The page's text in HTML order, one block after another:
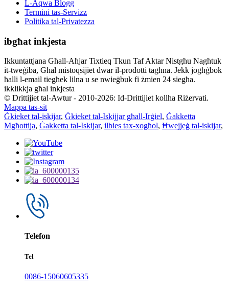
L-Aqwa Blogg
Termini tas-Servizz
Politika tal-Privatezza
ibgħat inkjesta
Ikkuntattjana Għall-Aħjar Tixtieq Tkun Taf Aktar Nistgħu Nagħtuk
it-tweġiba, Għal mistoqsijiet dwar il-prodotti tagħna. Jekk jogħġbok
ħalli l-email tiegħek lilna u se nwieġbuk fi żmien 24 siegħa.
ikklikkja għal inkjesta
© Drittijiet tal-Awtur - 2010-2026: Id-Drittijiet kollha Riżervati.
Mappa tas-sit
Ġkieket tal-iskijar, Ġkieket tal-Iskijjar għall-Irġiel, Ġakketta
Mgħottija, Ġakketta tal-Iskijar, ilbies tax-xogħol, Ħwejjeġ tal-iskijar,
Telefon
Tel
0086-15060605335